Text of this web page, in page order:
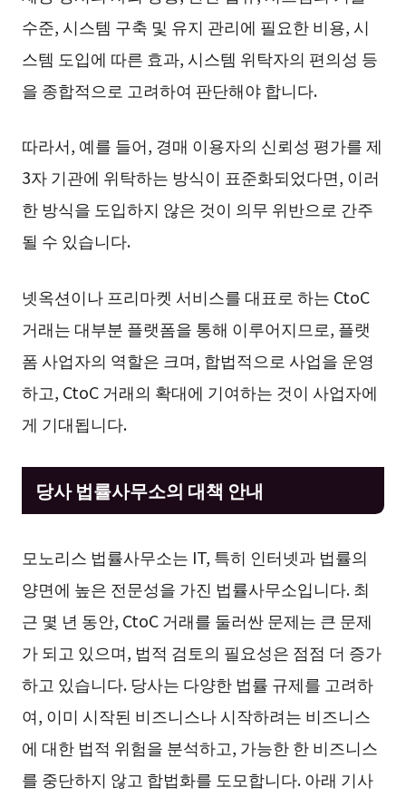
수준, 시스템 구축 및 유지 관리에 필요한 비용, 시
스템 도입에 따른 효과, 시스템 위탁자의 편의성 등
을 종합적으로 고려하여 판단해야 합니다.
따라서, 예를 들어, 경매 이용자의 신뢰성 평가를 제
3자 기관에 위탁하는 방식이 표준화되었다면, 이러
한 방식을 도입하지 않은 것이 의무 위반으로 간주
될 수 있습니다.
넷옥션이나 프리마켓 서비스를 대표로 하는 CtoC
거래는 대부분 플랫폼을 통해 이루어지므로, 플랫
폼 사업자의 역할은 크며, 합법적으로 사업을 운영
하고, CtoC 거래의 확대에 기여하는 것이 사업자에
게 기대됩니다.
당사 법률사무소의 대책 안내
모노리스 법률사무소는 IT, 특히 인터넷과 법률의
양면에 높은 전문성을 가진 법률사무소입니다. 최
근 몇 년 동안, CtoC 거래를 둘러싼 문제는 큰 문제
가 되고 있으며, 법적 검토의 필요성은 점점 더 증가
하고 있습니다. 당사는 다양한 법률 규제를 고려하
여, 이미 시작된 비즈니스나 시작하려는 비즈니스
에 대한 법적 위험을 분석하고, 가능한 한 비즈니스
를 중단하지 않고 합법화를 도모합니다. 아래 기사